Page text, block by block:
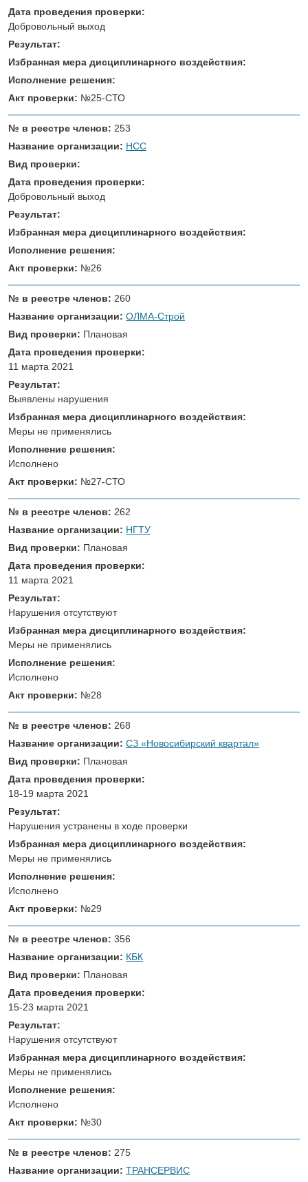
Дата проведения проверки:
Добровольный выход
Результат:
Избранная мера дисциплинарного воздействия:
Исполнение решения:
Акт проверки: №25-СТО
№ в реестре членов: 253
Название организации: НСС
Вид проверки:
Дата проведения проверки:
Добровольный выход
Результат:
Избранная мера дисциплинарного воздействия:
Исполнение решения:
Акт проверки: №26
№ в реестре членов: 260
Название организации: ОЛМА-Строй
Вид проверки: Плановая
Дата проведения проверки:
11 марта 2021
Результат:
Выявлены нарушения
Избранная мера дисциплинарного воздействия:
Меры не применялись
Исполнение решения:
Исполнено
Акт проверки: №27-СТО
№ в реестре членов: 262
Название организации: НГТУ
Вид проверки: Плановая
Дата проведения проверки:
11 марта 2021
Результат:
Нарушения отсутствуют
Избранная мера дисциплинарного воздействия:
Меры не применялись
Исполнение решения:
Исполнено
Акт проверки: №28
№ в реестре членов: 268
Название организации: СЗ «Новосибирский квартал»
Вид проверки: Плановая
Дата проведения проверки:
18-19 марта 2021
Результат:
Нарушения устранены в ходе проверки
Избранная мера дисциплинарного воздействия:
Меры не применялись
Исполнение решения:
Исполнено
Акт проверки: №29
№ в реестре членов: 356
Название организации: КБК
Вид проверки: Плановая
Дата проведения проверки:
15-23 марта 2021
Результат:
Нарушения отсутствуют
Избранная мера дисциплинарного воздействия:
Меры не применялись
Исполнение решения:
Исполнено
Акт проверки: №30
№ в реестре членов: 275
Название организации: ТРАНСЕРВИС